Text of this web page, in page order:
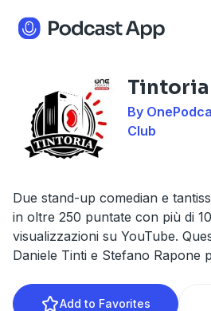
Tintoria
By
Club
Due stand-up comedian e
in oltre 250 puntate con più di
visualizzazioni su YouTube.
Daniele Tinti e Stefano Rapone
Add to Favorites